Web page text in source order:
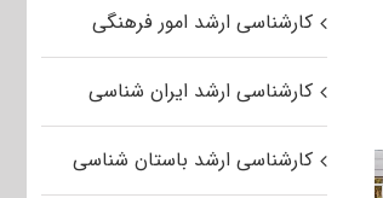
کارشناسی ارشد امور فرهنگی
کارشناسی ارشد ایران شناسی
کارشناسی ارشد باستان شناسی